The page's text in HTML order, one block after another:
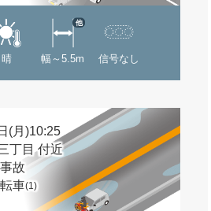
晴 幅～5.5m
他
信号なし
(月)10:25
丁目 付近
故
車(1)